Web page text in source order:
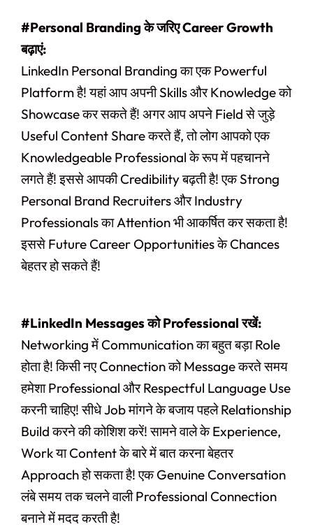
#Personal Branding के जरिए Career Growth
बढ़ाएं:
LinkedIn Personal Branding का एक Powerful
Platform है! यहां आप अपनी Skills और Knowledge को
Showcase कर सकते हैं! अगर आप अपने Field से जुड़े
Useful Content Share करते हैं, तो लोग आपको एक
Knowledgeable Professional के रूप में पहचानने
लगते हैं! इससे आपकी Credibility बढ़ती है! एक Strong
Personal Brand Recruiters और Industry
Professionals का Attention भी आकर्षित कर सकता है!
इससे Future Career Opportunities के Chances
बेहतर हो सकते हैं!
#LinkedIn Messages को Professional रखें:
Networking में Communication का बहुत बड़ा Role
होता है! किसी नए Connection को Message करते समय
हमेशा Professional और Respectful Language Use
करनी चाहिए! सीधे Job मांगने के बजाय पहले Relationship
Build करने की कोशिश करें! सामने वाले के Experience,
Work या Content के बारे में बात करना बेहतर
Approach हो सकता है! एक Genuine Conversation
लंबे समय तक चलने वाली Professional Connection
बनाने में मदद करती है!